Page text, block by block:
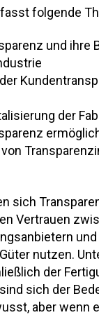
folgende
und ihre
der
sich
Vertrauen
und
nutzen.
der
sich der
aber wenn